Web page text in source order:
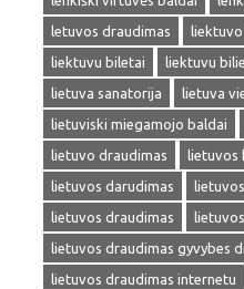
letuvos draudimas
liektuvu biletai
liektuvu
lietuva sanatorija
lietuva
lietuviski miegamojo baldai
lietuvo draudimas
lietuvos
lietuvos darudimas
lietuvos draudimas
lietuvos draudimas gyvybes
lietuvos draudimas internetu